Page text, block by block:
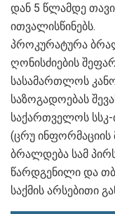
დან 5 წლამდე
ითვალისწინებს.
პროკურატურა
ღონისძიების
სასამართლოს
საზოგადოებას
საქართველოს
(ცრუ ინფორმაციის
ბრალდება სამ
წარდგენილი და
საქმის არსებითი